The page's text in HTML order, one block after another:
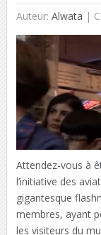
Auteur: Alwata |
Attendez-vous à
l’initiative des
gigantesque
membres, ayant
les visiteurs du